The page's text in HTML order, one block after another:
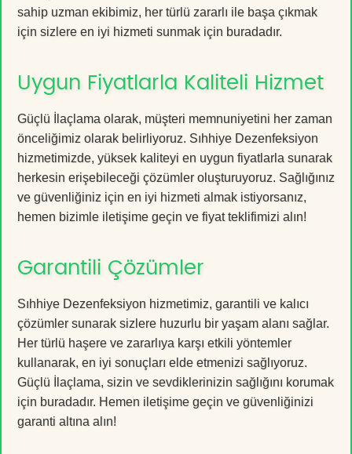
sahip uzman ekibimiz, her türlü zararlı ile başa çıkmak
için sizlere en iyi hizmeti sunmak için buradadır.
Uygun Fiyatlarla Kaliteli Hizmet
Güçlü İlaçlama olarak, müşteri memnuniyetini her zaman
önceliğimiz olarak belirliyoruz. Sıhhiye Dezenfeksiyon
hizmetimizde, yüksek kaliteyi en uygun fiyatlarla sunarak
herkesin erişebileceği çözümler oluşturuyoruz. Sağlığınız
ve güvenliğiniz için en iyi hizmeti almak istiyorsanız,
hemen bizimle iletişime geçin ve fiyat teklifimizi alın!
Garantili Çözümler
Sıhhiye Dezenfeksiyon hizmetimiz, garantili ve kalıcı
çözümler sunarak sizlere huzurlu bir yaşam alanı sağlar.
Her türlü haşere ve zararlıya karşı etkili yöntemler
kullanarak, en iyi sonuçları elde etmenizi sağlıyoruz.
Güçlü İlaçlama, sizin ve sevdiklerinizin sağlığını korumak
için buradadır. Hemen iletişime geçin ve güvenliğinizi
garanti altına alın!